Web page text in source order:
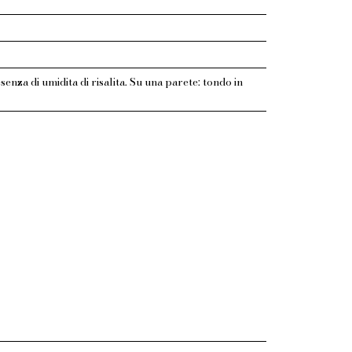
di umidita di risalita. Su una parete: tondo in